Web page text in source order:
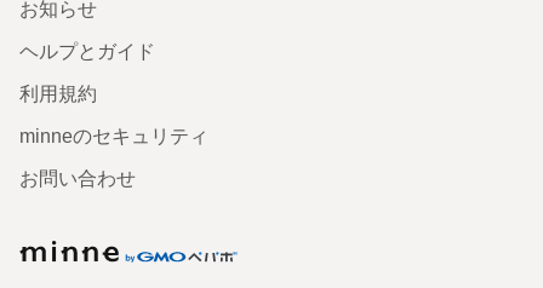
お知らせ
ヘルプとガイド
利用規約
minneのセキュリティ
お問い合わせ